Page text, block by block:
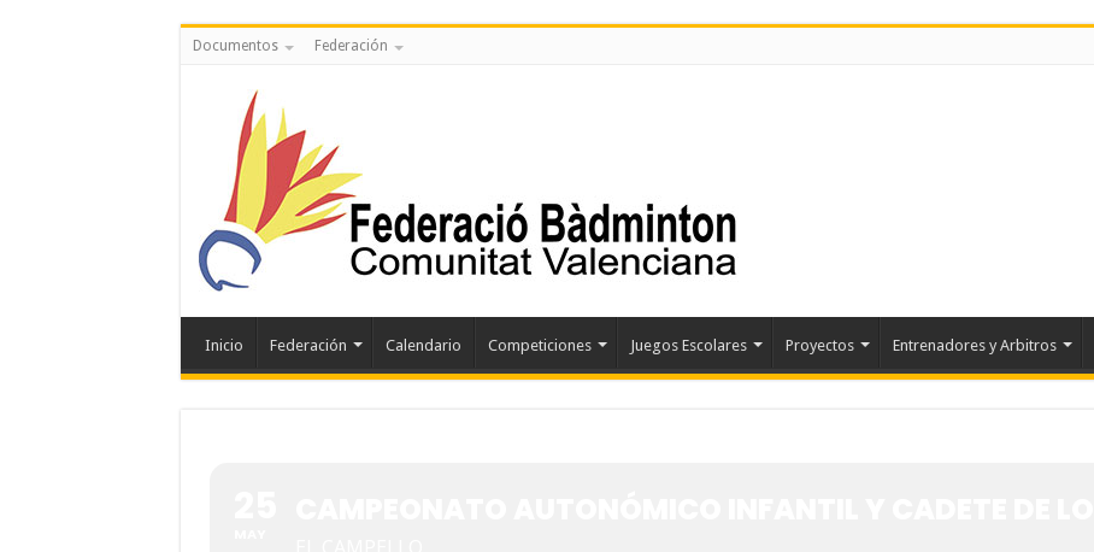
Documentos Federación
Inicio Federación Calendario Competiciones Juegos Escolares Proyectos Entrenadores y Arbitros